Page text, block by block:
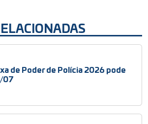
de Poder de Polícia 2026 pode
07